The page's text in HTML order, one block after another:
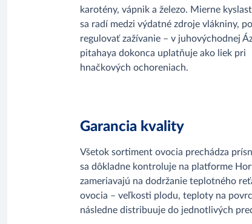
karotény, vápnik a železo. Mierne
sa radí medzi výdatné zdroje vlákniny,
regulovať zažívanie – v juhovýchodnej
pitahaya dokonca uplatňuje ako liek pri
hnačkových ochoreniach.
Garancia kvality
Všetok sortiment ovocia prechádza
sa dôkladne kontroluje na platforme
zameriavajú na dodržanie teplotného
ovocia – veľkosti plodu, teploty na
následne distribuuje do jednotlivých